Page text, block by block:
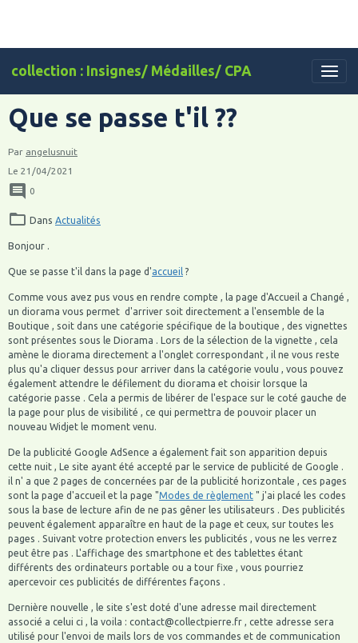
collection : Insignes/ Médailles/ CPA
Que se passe t'il ??
Par angelusnuit
Le 21/04/2021
0
Dans Actualités
Bonjour .
Que se passe t'il dans la page d'accueil ?
Comme vous avez pus vous en rendre compte , la page d'Accueil a Changé ,
un diorama vous permet d'arriver soit directement a l'ensemble de la
Boutique , soit dans une catégorie spécifique de la boutique , des vignettes
sont présentes sous le Diorama . Lors de la sélection de la vignette , cela
amène le diorama directement a l'onglet correspondant , il ne vous reste
plus qu'a cliquer dessus pour arriver dans la catégorie voulu , vous pouvez
également attendre le défilement du diorama et choisir lorsque la
catégorie passe . Cela a permis de libérer de l'espace sur le coté gauche de
la page pour plus de visibilité , ce qui permettra de pouvoir placer un
nouveau Widjet le moment venu.
De la publicité Google AdSence a également fait son apparition depuis
cette nuit , Le site ayant été accepté par le service de publicité de Google .
il n' a que 2 pages de concernées par de la publicité horizontale , ces pages
sont la page d'accueil et la page "Modes de règlement " j'ai placé les codes
sous la base de lecture afin de ne pas gêner les utilisateurs . Des publicités
peuvent également apparaître en haut de la page et ceux, sur toutes les
pages . Suivant votre protection envers les publicités , vous ne les verrez
peut être pas . L'affichage des smartphone et des tablettes étant
différents des ordinateurs portable ou a tour fixe , vous pourriez
apercevoir ces publicités de différentes façons .
Dernière nouvelle , le site s'est doté d'une adresse mail directement
associé a celui ci , la voila : contact@collectpierre.fr , cette adresse sera
utilisé pour l'envoi de mails lors de vos commandes et de communication